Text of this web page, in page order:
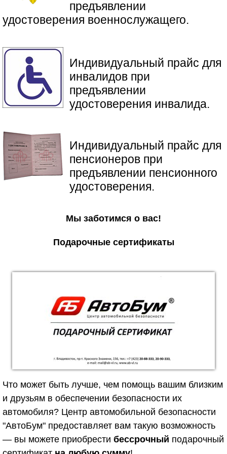
предъявлении
удостоверения военнослужащего.
Индивидуальный прайс для
инвалидов при
предъявлении
удостоверения инвалида.
​Индивидуальный прайс для
пенсионеров при
предъявлении пенсионного
удостоверения.
Мы заботимся о вас!
Подарочные сертификаты
Что может быть лучше, чем помощь вашим близким
и друзьям в обеспечении безопасности их
автомобиля? Центр автомобильной безопасности
"АвтоБум" предоставляет вам такую возможность
— вы можете приобрести бессрочный подарочный